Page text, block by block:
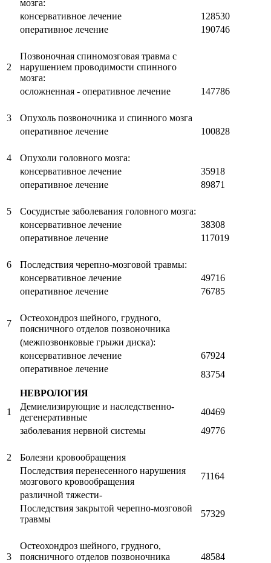
мозга:
консервативное лечение
128530
оперативное лечение
190746
2
Позвоночная спиномозговая травма с
нарушением проводимости спинного
мозга:
осложненная - оперативное лечение
147786
3
Опухоль позвоночника и спинного мозга
оперативное лечение
100828
4
Опухоли головного мозга:
консервативное лечение
35918
оперативное лечение
89871
5
Сосудистые заболевания головного мозга:
консервативное лечение
38308
оперативное лечение
117019
6
Последствия черепно-мозговой травмы:
консервативное лечение
49716
оперативное лечение
76785
7
Остеохондроз шейного, грудного,
поясничного отделов позвоночника
(межпозвонковые грыжи диска):
консервативное лечение
67924
оперативное лечение
83754
НЕВРОЛОГИЯ
1
Демиелизирующие и наследственно-
дегенеративные
40469
заболевания нервной системы
49776
2
Болезни кровообращения
Последствия перенесенного нарушения
мозгового кровообращения
71164
различной тяжести-
Последствия закрытой черепно-мозговой
травмы
57329
3
Остеохондроз шейного, грудного,
поясничного отделов позвоночника
48584